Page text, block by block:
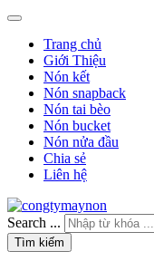
Trang chủ
Giới Thiệu
Nón kết
Nón snapback
Nón tai bèo
Nón bucket
Nón nửa đầu
Chia sẻ
Liên hệ
Search ...
Tìm kiếm